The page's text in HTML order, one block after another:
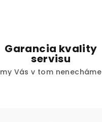
Garancia kvality
servisu
my Vás v tom nenecháme